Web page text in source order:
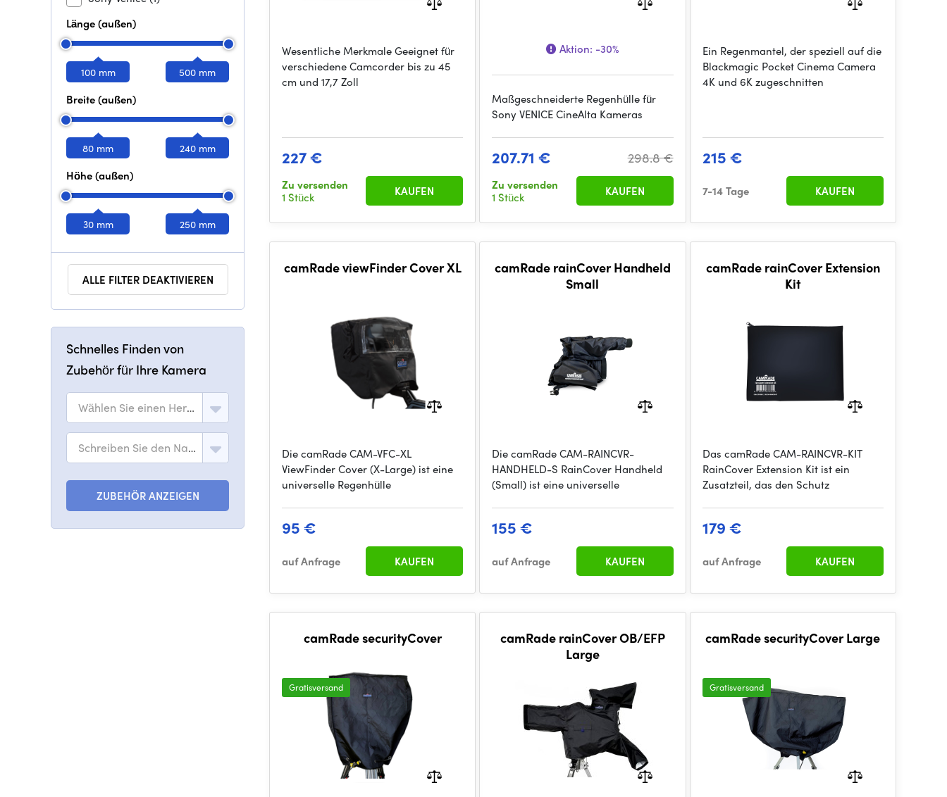
Länge (außen)
100 mm 500 mm
Breite (außen)
80 mm 240 mm
Höhe (außen)
30 mm 250 mm
ALLE FILTER DEAKTIVIEREN
Schnelles Finden von
Zubehör für Ihre Kamera
Wählen Sie einen Hersteller
Schreiben Sie den Namen des Modells
ZUBEHÖR ANZEIGEN
Wesentliche Merkmale Geeignet für
verschiedene Camcorder bis zu 45
cm und 17,7 Zoll
227 €
Zu versenden
1 Stück
KAUFEN
Aktion: -30%
Maßgeschneiderte Regenhülle für
Sony VENICE CineAlta Kameras
207.71 € 298.8 €
Zu versenden
1 Stück
KAUFEN
Ein Regenmantel, der speziell auf die
Blackmagic Pocket Cinema Camera
4K und 6K zugeschnitten
215 €
7-14 Tage KAUFEN
camRade viewFinder Cover XL
Die camRade CAM-VFC-XL
ViewFinder Cover (X-Large) ist eine
universelle Regenhülle
95 €
auf Anfrage KAUFEN
camRade rainCover Handheld
Small
Die camRade CAM-RAINCVR-
HANDHELD-S RainCover Handheld
(Small) ist eine universelle
155 €
auf Anfrage KAUFEN
camRade rainCover Extension
Kit
Das camRade CAM-RAINCVR-KIT
RainCover Extension Kit ist ein
Zusatzteil, das den Schutz
179 €
auf Anfrage KAUFEN
camRade securityCover
Gratisversand
camRade rainCover OB/EFP
Large
camRade securityCover Large
Gratisversand